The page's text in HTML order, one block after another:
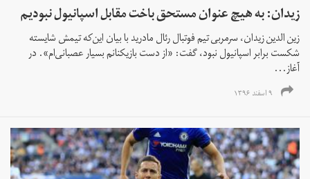
زیدان: به هیچ عنوان مستحق باخت مقابل اسپانیول نبودیم
زین الدین زیدان، سرمربی تیم فوتبال رئال مادرید با بیان این‌که تیمش شایسته
شکست برابر اسپانیول نبود، گفت: «از دست بازیکنانم بسیار عصبانی‌ام». در
آغاز...
۹ اسفند ۱۳۹۶